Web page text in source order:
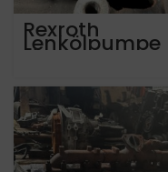
Rexroth
Lenkölpumpe
für MB
6 Motor